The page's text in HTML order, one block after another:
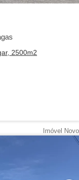
2500m2
Imóvel Novo